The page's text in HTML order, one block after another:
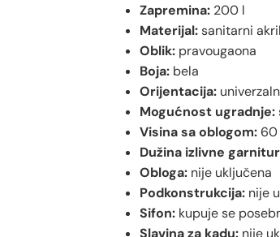
Zapremina: 200 l
Materijal:sanitarni akril
Oblik: pravougaona
Boja: bela
Orijentacija:
Mogućnost ugradnje:
Visina sa oblogom: 60
Dužina izlivne
Obloga: nije uključena
Podkonstrukcija: nije
Sifon: kupuje se
Slavina za kadu: nije